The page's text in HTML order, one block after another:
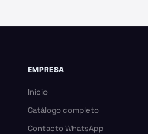
EMPRESA
Inicio
Catálogo completo
Contacto WhatsApp